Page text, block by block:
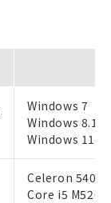
Windows 7（
Windows 8.1
Windows 11
Celeron 540（
Core i5 M520